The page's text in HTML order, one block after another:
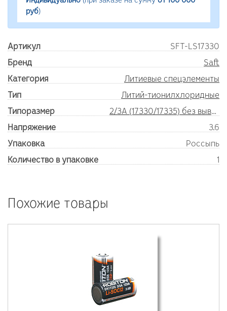
руб)
Артикул
SFT-LS17330
Бренд
Saft
Категория
Литиевые спецэлементы
Тип
Литий-тионилхлоридные
Типоразмер
2/3A (17330/17335) без выводов
Напряжение
3.6
Упаковка
Россыпь
Количество в упаковке
1
Похожие товары